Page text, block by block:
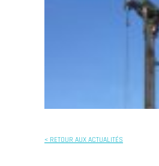
< RETOUR AUX ACTUALITÉS